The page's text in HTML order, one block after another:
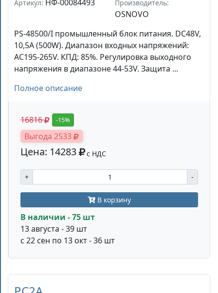
Артикул: НФ-00084493 Производитель:
OSNOVO
PS-48500/I промышленный блок питания. DC48V,
10,5A (500W). Диапазон входных напряжений:
AC195-265V. КПД: 85%. Регулировка выходного
напряжения в диапазоне 44-53V. Защита ...
Полное описание
16816 -15%
Выгода 2533
Цена: 14283 с НДС
+ -
В корзину
В наличии - 75 шт
13 августа - 39 шт
с 22 сен по 13 окт - 36 шт